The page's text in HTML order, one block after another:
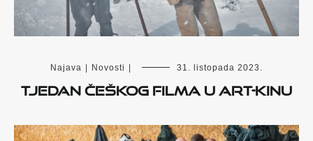
Najava Novosti 31. listopada 2023.
Tjedan češkog filma u Art-kinu